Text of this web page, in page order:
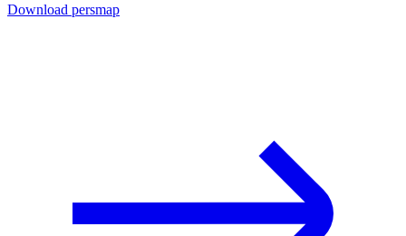
Download persmap